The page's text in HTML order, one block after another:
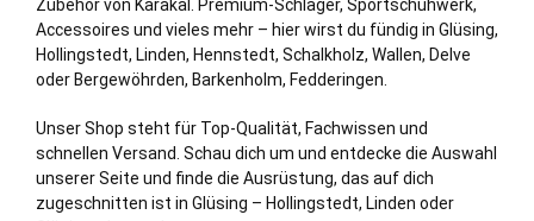
Zubehör von Karakal. Premium-Schläger, Sportschuhwerk,
Accessoires und vieles mehr – hier wirst du fündig in Glüsing,
Hollingstedt, Linden, Hennstedt, Schalkholz, Wallen, Delve
oder Bergewöhrden, Barkenholm, Fedderingen
Unser Shop steht für Top-Qualität, Fachwissen und
schnellen Versand. Schau dich um und entdecke die Auswahl
unserer Seite und finde die Ausrüstung, das auf dich
zugeschnitten ist in Glüsing – Hollingstedt, Linden oder